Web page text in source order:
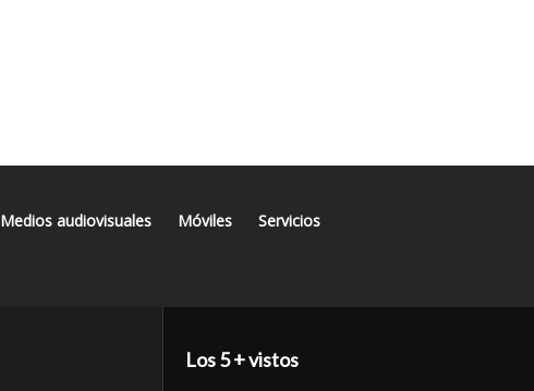
Medios audiovisuales Móviles Servicios
Los 5 + vistos